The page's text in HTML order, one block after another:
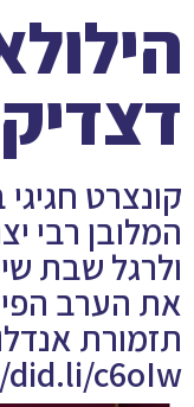
קונצרט
המלובן רבי
ולרגל שבת
את הערב
תזמורת
c6oIw